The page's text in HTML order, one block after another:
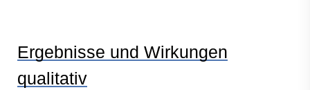
Ergebnisse und Wirkungen
qualitativ